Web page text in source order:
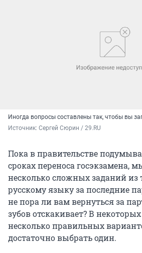
Иногда вопросы составлены так, чтобы вы
Источник: Сергей Сюрин / 29.RU
Пока в правительстве
сроках переноса госэкзамена,
несколько сложных заданий из
русскому языку за последние
не пора ли вам вернуться за
зубов отскакивает? В
несколько правильных
достаточно выбрать один.